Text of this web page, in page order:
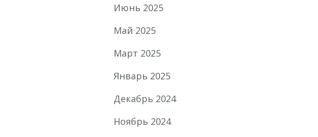
Июнь 2025
Май 2025
Март 2025
Январь 2025
Декабрь 2024
Ноябрь 2024